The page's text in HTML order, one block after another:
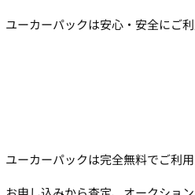
ユーカーパックは安心・安全にご
ユーカーパックは完全無料でご利